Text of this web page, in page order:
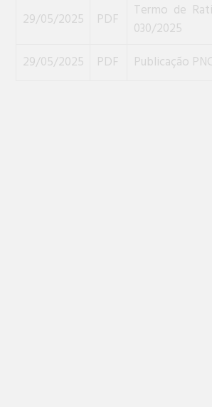
29/05/2025 PDF
Termo de
030/2025
29/05/2025
PDF Publicação